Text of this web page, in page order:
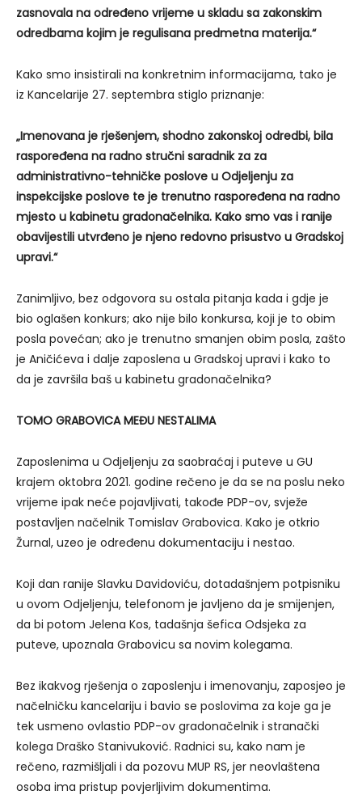
zasnovala na određeno vrijeme u skladu sa zakonskim
odredbama kojim je regulisana predmetna materija.“
Kako smo insistirali na konkretnim informacijama, tako je
iz Kancelarije 27. septembra stiglo priznanje:
„Imenovana je rješenjem, shodno zakonskoj odredbi, bila
raspoređena na radno stručni saradnik za za
administrativno-tehničke poslove u Odjeljenju za
inspekcijske poslove te je trenutno raspoređena na radno
mjesto u kabinetu gradonačelnika. Kako smo vas i ranije
obavijestili utvrđeno je njeno redovno prisustvo u Gradskoj
upravi.“
Zanimljivo, bez odgovora su ostala pitanja kada i gdje je
bio oglašen konkurs; ako nije bilo konkursa, koji je to obim
posla povećan; ako je trenutno smanjen obim posla, zašto
je Aničićeva i dalje zaposlena u Gradskoj upravi i kako to
da je završila baš u kabinetu gradonačelnika?
TOMO GRABOVICA MEĐU NESTALIMA
Zaposlenima u Odjeljenju za saobraćaj i puteve u GU
krajem oktobra 2021. godine rečeno je da se na poslu neko
vrijeme ipak neće pojavljivati, takođe PDP-ov, svježe
postavljen načelnik Tomislav Grabovica. Kako je otkrio
Žurnal, uzeo je određenu dokumentaciju i nestao.
Koji dan ranije Slavku Davidoviću, dotadašnjem potpisniku
u ovom Odjeljenju, telefonom je javljeno da je smijenjen,
da bi potom Jelena Kos, tadašnja šefica Odsjeka za
puteve, upoznala Grabovicu sa novim kolegama.
Bez ikakvog rješenja o zaposlenju i imenovanju, zaposjeo je
načelničku kancelariju i bavio se poslovima za koje ga je
tek usmeno ovlastio PDP-ov gradonačelnik i stranački
kolega Draško Stanivuković. Radnici su, kako nam je
rečeno, razmišljali i da pozovu MUP RS, jer neovlaštena
osoba ima pristup povjerljivim dokumentima.